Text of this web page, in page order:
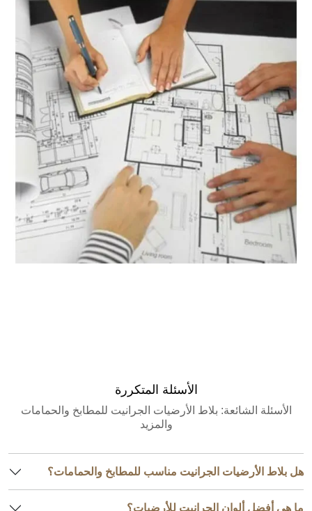
الأسئلة المتكررة
الأسئلة الشائعة: بلاط الأرضيات الجرانيت للمطابخ والحمامات
والمزيد
هل بلاط الأرضيات الجرانيت مناسب للمطابخ والحمامات؟
ما هي أفضل ألوان الجرانيت للأرضيات؟